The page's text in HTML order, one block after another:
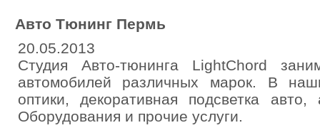
Авто Тюнинг Пермь
20.05.2013
Студия Авто-тюнинга LightChord
автомобилей различных марок. В
оптики, декоративная подсветка авто,
Оборудования и прочие услуги.